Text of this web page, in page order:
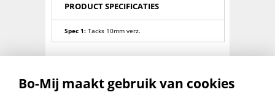
PRODUCT SPECIFICATIES
Spec 1: Tacks 10mm verz.
PRODUCT VARIANTEN
Bo-Mij maakt gebruik van cookies